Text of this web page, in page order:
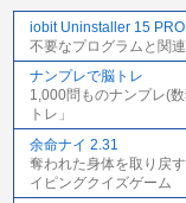
iobit Uninstaller 15 PRO
不要なプログラムと関
ナンプレで脳トレ
1,000問ものナンプレ(
トレ」
余命ナイ 2.31
奪われた身体を取り戻
イピングクイズゲーム